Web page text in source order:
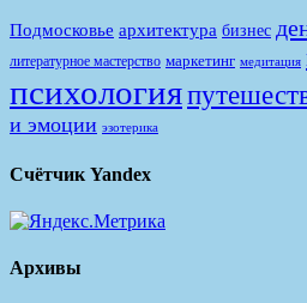
Подмосковье архитектура бизнес
литературное мастерство маркетинг медитация
психология
и эмоции эзотерика
Счётчик Yandex
Архивы